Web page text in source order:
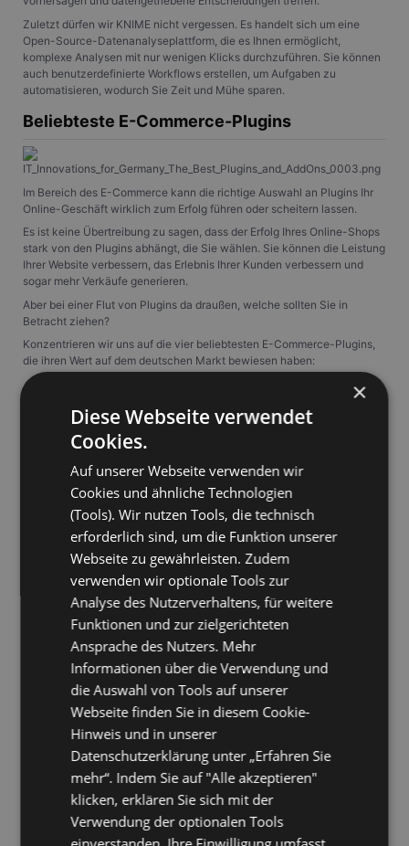
Zuletzt dürfen wir KNIME nicht vergessen. Es handelt sich um eine
Open-Source-Datenanalyseplattform, die es Ihnen ermöglicht,
komplexe Analysen mit nur wenigen Klicks durchzuführen. Sie können
auch benutzerdefinierte Workflows erstellen, um Aufgaben zu
automatisieren, wodurch Sie Zeit und Mühe sparen.
Beliebteste E-Commerce-Plugins
Im Bereich des E-Commerce kann die richtige Auswahl an Plugins Ihr
Online-Geschäft wirklich zum Erfolg führen oder scheitern lassen.
Es ist keine Übertreibung zu sagen, dass der Erfolg Ihres Online-Shops
stark von den Plugins abhängt, die Sie wählen. Sie können die Leistung
Ihrer Website verbessern, das Erlebnis Ihrer Kunden verbessern und
sogar mehr Verkäufe generieren.
Aber bei einer Flut von Plugins da draußen, welche sollten Sie in
Betracht ziehen?
Konzentrieren wir uns auf die vier beliebtesten E-Commerce-Plugins,
die ihren Wert auf dem deutschen Markt bewiesen haben:
: Dies ist das weltweit beliebteste E-Commerce-
Plugin. Es ist vielseitig, benutzerfreundlich und vollgepackt mit
Funktionen. Außerdem ist es kostenlos!
Easy Digital Downloads (EDD)
digitalen Verkauf konzipiert und bietet robuste Funktionen für deren
Handhabung.
Shopify Buy Button: Mit diesem Plugin können Sie die zuverlässige
und funktionsreiche Plattform von Shopify auf jeder Website nutzen.
BigCommerce: Wenn Sie planen, zu skalieren, bietet BigCommerce
fortgeschrittenere Funktionen, die größere Shops bewältigen
können.
Tech Game-Changers: KI-Erweiterungen
Während wir uns in dieses digitale Zeitalter begeben, heben sich
künstliche Intelligenz (KI) Add-ons als echte Spielveränderer in der
Technologie hervor.
Sie haben zweifellos das Gerede über KI gehört. Es ist nicht nur Hype;
KI ist revolutionär. Diese Add-ons sind in der Lage zu lernen und
automatisierte Prozesse. Sie haben einen virtuellen Assistenten in Ihrer
Tasche, einen Algorithmus, der Ihren nächsten Film empfiehlt, und
einen Chatbot, der Kundenanfragen bearbeitet. Das ist KI in Aktion und
es ist erst der Anfang.
KI Add-ons bieten Wachstumspotenzial in allen Sektoren. Sie können
×
Diese Webseite verwendet
Cookies.
Auf unserer Webseite verwenden wir
Cookies und ähnliche Technologien
(Tools). Wir nutzen Tools, die technisch
erforderlich sind, um die Funktion unserer
Webseite zu gewährleisten. Zudem
verwenden wir optionale Tools zur
Analyse des Nutzerverhaltens, für weitere
Funktionen und zur zielgerichteten
Ansprache des Nutzers. Mehr
Informationen über die Verwendung und
die Auswahl von Tools auf unserer
Webseite finden Sie in diesem Cookie-
Hinweis und in unserer
Datenschutzerklärung unter „Erfahren Sie
mehr“. Indem Sie auf "Alle akzeptieren"
klicken, erklären Sie sich mit der
Verwendung der optionalen Tools